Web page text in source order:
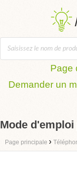
Page
Demander un
Mode
Page principale ›